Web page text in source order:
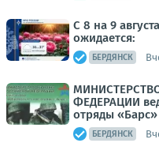
С 8 на 9
ожидается:
БЕРДЯНСК
ФЕДЕРАЦИИ
отряды «Барс»
БЕРДЯНСК